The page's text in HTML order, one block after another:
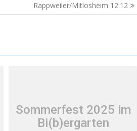
Rappweiler/Mitlosheim 12:12
Sommerfest 2025 im
Bi(b)ergarten